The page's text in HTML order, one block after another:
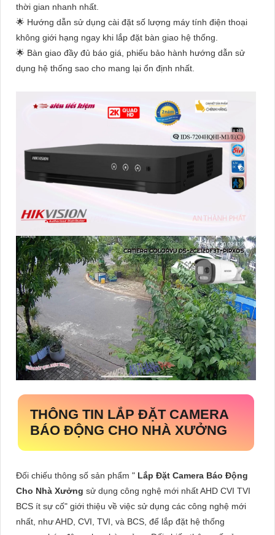
thời gian nhanh nhất.
🌟 Hướng dẫn sử dụng cài đặt số lượng máy tính điện thoại
không giới hạng ngay khi lắp đặt bàn giao hệ thống.
🌟 Bàn giao đầy đủ báo giá, phiếu bảo hành hướng dẫn sử
dụng hệ thống sao cho mang lại ổn định nhất.
THÔNG TIN LẮP ĐẶT CAMERA
BÁO ĐỘNG CHO NHÀ XƯỞNG
Đối chiếu thông số sản phẩm " Lắp Đặt Camera Báo Động
Cho Nhà Xưởng sử dụng công nghệ mới nhất AHD CVI TVI
BCS ít sự cố" giới thiệu về việc sử dụng các công nghệ mới
nhất, như AHD, CVI, TVI, và BCS, để lắp đặt hệ thống